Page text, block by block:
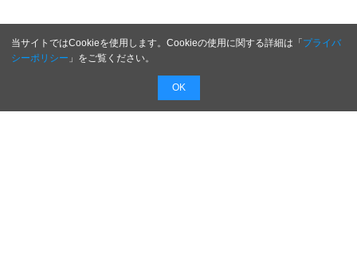
当サイトではCookieを使用します。Cookieの使用に関する詳細は「プライバ
シーポリシー 」をご覧ください。
OK